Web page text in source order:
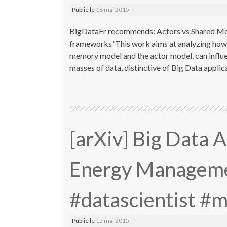
Publié le 18 mai 2015
BigDataFr recommends: Actors vs Shared
frameworks ‘This work aims at analyzing
memory model and the actor model, can
masses of data, distinctive of Big Data
[arXiv] Big Data
Energy
#datascientist
Publié le 15 mai 2015